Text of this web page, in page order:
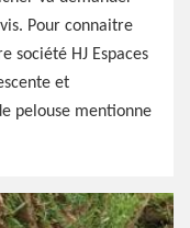
Pour connaitre
société HJ Espaces
et
pelouse mentionne